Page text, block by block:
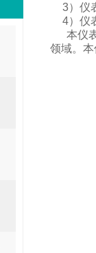
3）仪
4）仪
本仪
领域。 本